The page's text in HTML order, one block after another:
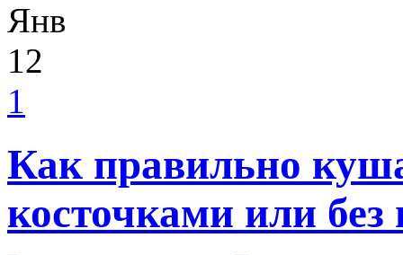
Янв
12
1
Как правильно
косточками или без